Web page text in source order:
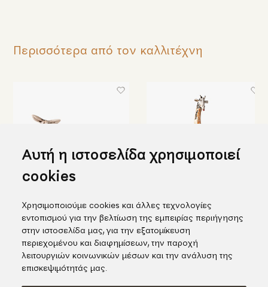
Αυτή η ιστοσελίδα χρησιμοποιεί
cookies
Χρησιμοποιούμε cookies και άλλες τεχνολογίες
εντοπισμού για την βελτίωση της εμπειρίας περιήγησης
στην ιστοσελίδα μας, για την εξατομίκευση
περιεχομένου και διαφημίσεων, την παροχή
λειτουργιών κοινωνικών μέσων και την ανάλυση της
επισκεψιμότητάς μας.
Περισσότερα από τον καλλιτέχνη
Κεραμικό γαϊδουράκι
Εντυπωσιακή κεραμική
καμηλοπάρδαλη
1.520,00€